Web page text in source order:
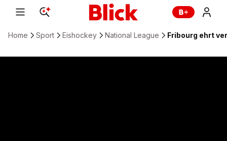
Home Sport Eishockey National League Fribourg ehrt